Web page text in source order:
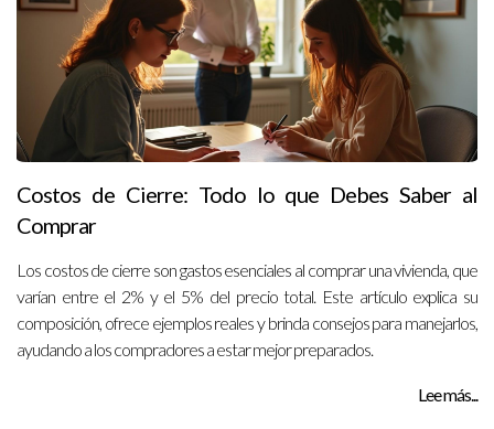
Costos de Cierre: Todo lo que Debes Saber al
Comprar
Los costos de cierre son gastos esenciales al comprar una vivienda, que
varían entre el 2% y el 5% del precio total. Este artículo explica su
composición, ofrece ejemplos reales y brinda consejos para manejarlos,
ayudando a los compradores a estar mejor preparados.
Lee más...